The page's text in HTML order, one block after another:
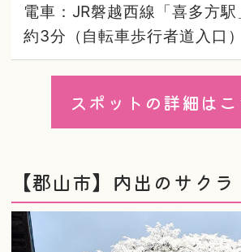
電車：JR磐越西線「喜多方
約3分（自転車歩行者道入口）
スポットの詳細はこ
【郡山市】内出のサクラ